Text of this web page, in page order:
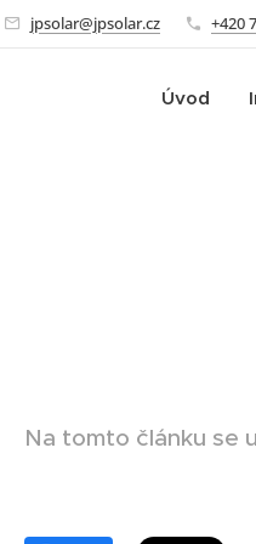
jpsolar@jpsolar.cz +420
Úvod
Na tomto článku se